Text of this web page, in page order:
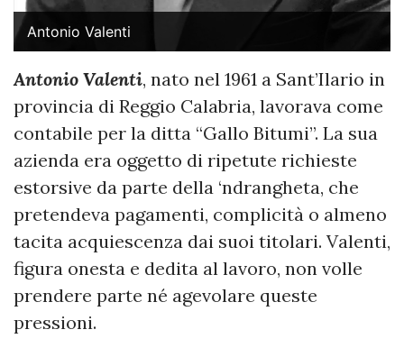
Antonio Valenti
Antonio Valenti, nato nel 1961 a Sant’Ilario in
provincia di Reggio Calabria, lavorava come
contabile per la ditta “Gallo Bitumi”. La sua
azienda era oggetto di ripetute richieste
estorsive da parte della ‘ndrangheta, che
pretendeva pagamenti, complicità o almeno
tacita acquiescenza dai suoi titolari. Valenti,
figura onesta e dedita al lavoro, non volle
prendere parte né agevolare queste
pressioni.